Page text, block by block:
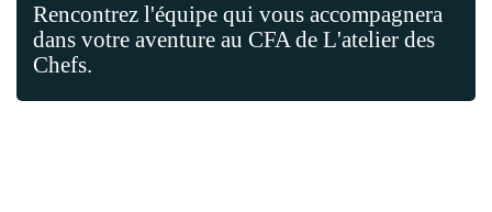
Rencontrez l'équipe qui vous accompagnera
dans votre aventure au CFA de L'atelier des
Chefs.